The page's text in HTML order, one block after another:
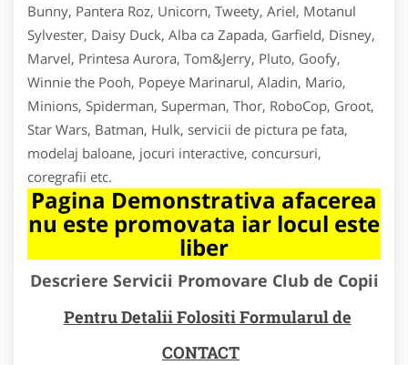
Bunny, Pantera Roz, Unicorn, Tweety, Ariel, Motanul
Sylvester, Daisy Duck, Alba ca Zapada, Garfield, Disney,
Marvel, Printesa Aurora, Tom&Jerry, Pluto, Goofy,
Winnie the Pooh, Popeye Marinarul, Aladin, Mario,
Minions, Spiderman, Superman, Thor, RoboCop, Groot,
Star Wars, Batman, Hulk, servicii de pictura pe fata,
modelaj baloane, jocuri interactive, concursuri,
coregrafii etc.
Pagina Demonstrativa afacerea
nu este promovata iar locul este
liber
Descriere Servicii Promovare Club de Copii
Pentru Detalii Folositi Formularul de
CONTACT